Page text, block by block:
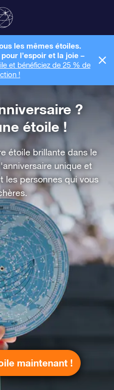
les mêmes étoiles.
l’espoir et la joie –
et bénéficiez de 25 % de
!
?
étoile !
étoile brillante dans le
unique et
les personnes qui vous
maintenant !